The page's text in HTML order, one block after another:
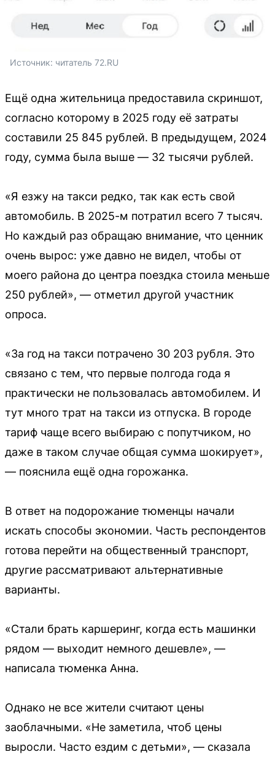
Источник: читатель 72.RU
Ещё одна жительница предоставила скриншот,
согласно которому в 2025 году её затраты
составили 25 845 рублей. В предыдущем, 2024
году, сумма была выше — 32 тысячи рублей.
«Я езжу на такси редко, так как есть свой
автомобиль. В 2025-м потратил всего 7 тысяч.
Но каждый раз обращаю внимание, что ценник
очень вырос: уже давно не видел, чтобы от
моего района до центра поездка стоила меньше
250 рублей», — отметил другой участник
опроса.
«За год на такси потрачено 30 203 рубля. Это
связано с тем, что первые полгода года я
практически не пользовалась автомобилем. И
тут много трат на такси из отпуска. В городе
тариф чаще всего выбираю с попутчиком, но
даже в таком случае общая сумма шокирует»,
— пояснила ещё одна горожанка.
В ответ на подорожание тюменцы начали
искать способы экономии. Часть респондентов
готова перейти на общественный транспорт,
другие рассматривают альтернативные
варианты.
«Стали брать каршеринг, когда есть машинки
рядом — выходит немного дешевле», —
написала тюменка Анна.
Однако не все жители считают цены
заоблачными. «Не заметила, чтоб цены
выросли. Часто ездим с детьми», — сказала